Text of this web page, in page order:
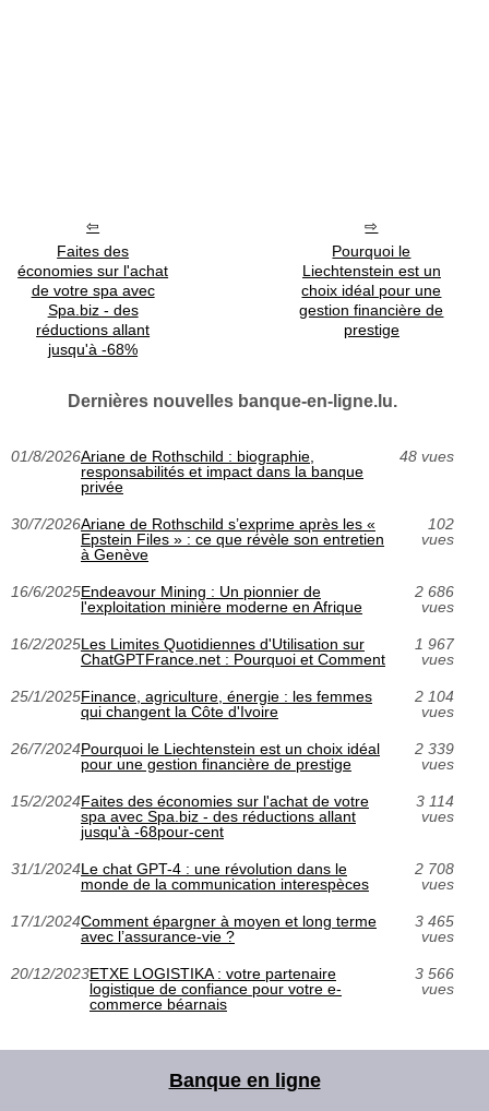
Faites des
économies sur l'achat
de votre spa avec
Spa.biz - des
réductions allant
jusqu'à -68%
Pourquoi le
Liechtenstein est un
choix idéal pour une
gestion financière de
prestige
Dernières nouvelles banque-en-ligne.lu.
01/8/2026Ariane de Rothschild : biographie,
responsabilités et impact dans la banque
privée
48 vues
30/7/2026Ariane de Rothschild s’exprime après les «
Epstein Files » : ce que révèle son entretien
à Genève
102
vues
16/6/2025Endeavour Mining : Un pionnier de
l'exploitation minière moderne en Afrique
2 686
vues
16/2/2025Les Limites Quotidiennes d'Utilisation sur
ChatGPTFrance.net : Pourquoi et Comment
1 967
vues
25/1/2025Finance, agriculture, énergie : les femmes
qui changent la Côte d'Ivoire
2 104
vues
26/7/2024Pourquoi le Liechtenstein est un choix idéal
pour une gestion financière de prestige
2 339
vues
15/2/2024Faites des économies sur l'achat de votre
spa avec Spa.biz - des réductions allant
jusqu'à -68pour-cent
3 114
vues
31/1/2024Le chat GPT-4 : une révolution dans le
monde de la communication interespèces
2 708
vues
17/1/2024Comment épargner à moyen et long terme
avec l’assurance-vie ?
3 465
vues
20/12/2023ETXE LOGISTIKA : votre partenaire
logistique de confiance pour votre e-
commerce béarnais
3 566
vues
Banque en ligne